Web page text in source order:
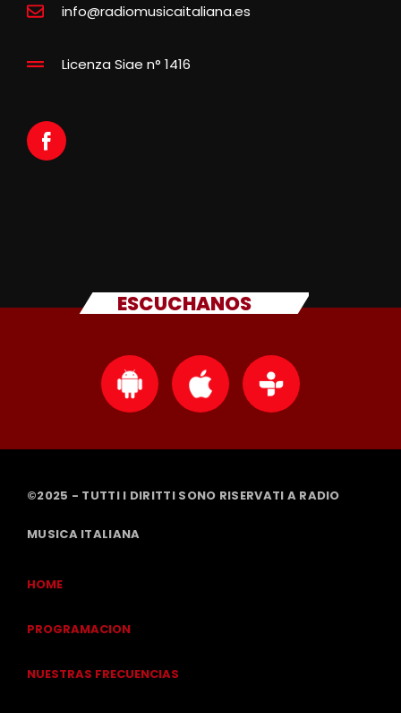
info@radiomusicaitaliana.es
Licenza Siae n° 1416
ESCUCHANOS
©2025 - TUTTI I DIRITTI SONO RISERVATI A RADIO
MUSICA ITALIANA
HOME
PROGRAMACION
NUESTRAS FRECUENCIAS